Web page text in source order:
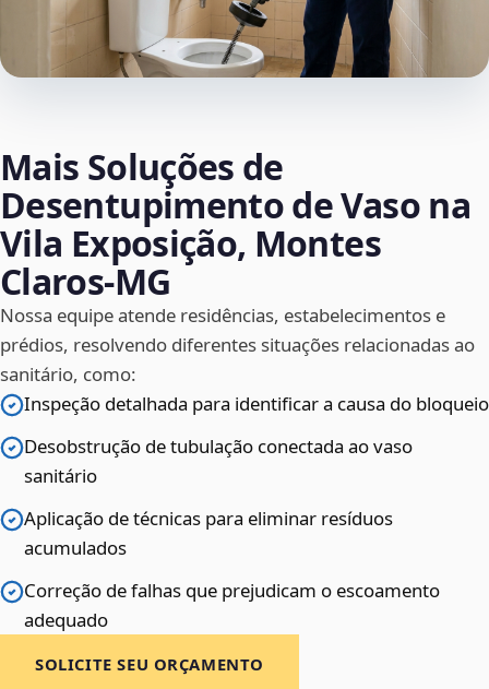
Mais Soluções de
Desentupimento de Vaso na
Vila Exposição, Montes
Claros‑MG
Nossa equipe atende residências, estabelecimentos e
prédios, resolvendo diferentes situações relacionadas ao
sanitário, como:
Inspeção detalhada para identificar a causa do bloqueio
Desobstrução de tubulação conectada ao vaso
sanitário
Aplicação de técnicas para eliminar resíduos
acumulados
Correção de falhas que prejudicam o escoamento
adequado
SOLICITE SEU ORÇAMENTO